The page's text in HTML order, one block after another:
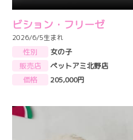
ビション・フリーゼ
2026/6/5生まれ
性別
女の子
販売店
ペットアミ北野店
価格
205,000円